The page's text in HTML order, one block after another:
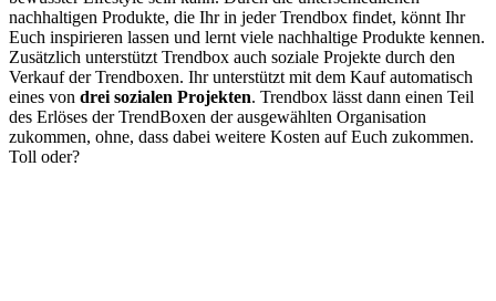
nachhaltigen Produkte, die Ihr in jeder Trendbox findet, könnt Ihr
Euch inspirieren lassen und lernt viele nachhaltige Produkte kennen.
Zusätzlich unterstützt Trendbox auch soziale Projekte durch den
Verkauf der Trendboxen. Ihr unterstützt mit dem Kauf automatisch
eines von drei sozialen Projekten. Trendbox lässt dann einen Teil
des Erlöses der TrendBoxen der ausgewählten Organisation
zukommen, ohne, dass dabei weitere Kosten auf Euch zukommen.
Toll oder?